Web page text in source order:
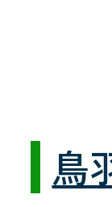
鳥